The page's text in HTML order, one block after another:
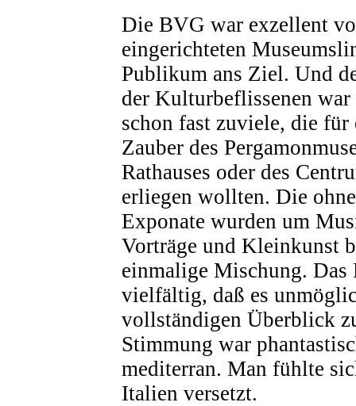
Die BVG war exzellent
eingerichteten
Publikum ans Ziel. Und
der Kulturbeflissenen
schon fast zuviele, die für
Zauber des
Rathauses oder des
erliegen wollten. Die
Exponate wurden um
Vorträge und Kleinkunst
einmalige Mischung. Das
vielfältig, daß es
vollständigen Überblick
Stimmung war
mediterran. Man fühlte
Italien versetzt.